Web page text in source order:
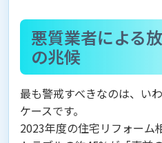
悪質業者による
の兆候
最も警戒すべきなのは、い
ケースです。
2023年度の住宅リフォーム